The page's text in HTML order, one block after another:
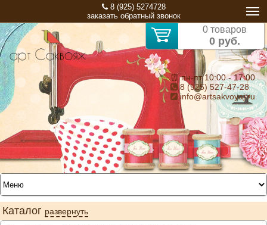
8 (925) 5274728
заказать обратный звонок
0 товаров
0 руб.
⏰ пн-пт 10:00 - 17:00
8 (925) 527-47-28
info@artsakvoyaj.ru
Каталог развернуть